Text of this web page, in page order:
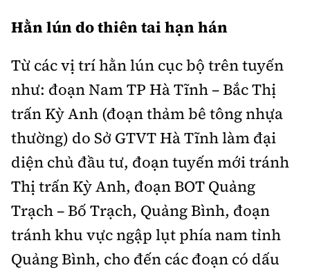
Nguyễn Đức Thắng, La Đức Hùng
0901 514 799
Quảng cáo và Phát hành:
0915 057 282
Email: bandoc@baoxaydung.vn
Cấm sao chép dưới mọi hình thức nếu không có sự
chấp thuận bằng văn bản.
Thông tin tòa
soạn
Hằn lún do thiên tai hạn hán
Từ các vị trí hằn lún cục bộ trên tuyến
như: đoạn Nam TP Hà Tĩnh – Bắc Thị
trấn Kỳ Anh (đoạn thảm bê tông nhựa
thường) do Sở GTVT Hà Tĩnh làm đại
diện chủ đầu tư, đoạn tuyến mới tránh
Thị trấn Kỳ Anh, đoạn BOT Quảng
Trạch – Bố Trạch, Quảng Bình, đoạn
tránh khu vực ngập lụt phía nam tỉnh
Quảng Bình, cho đến các đoạn có dấu